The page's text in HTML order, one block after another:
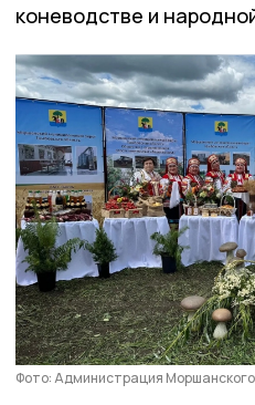
коневодстве и
Фото: Администрация